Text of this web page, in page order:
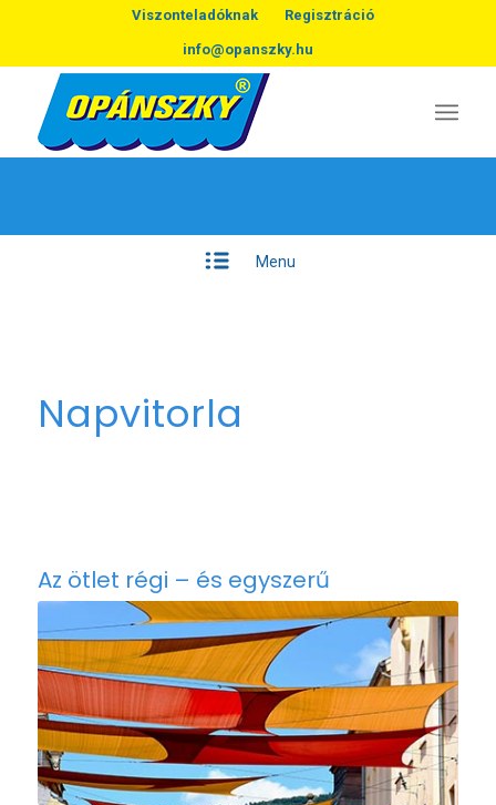
Viszonteladóknak Regisztráció
info@opanszky.hu
Menu
Napvitorla
Az ötlet régi – és egyszerű